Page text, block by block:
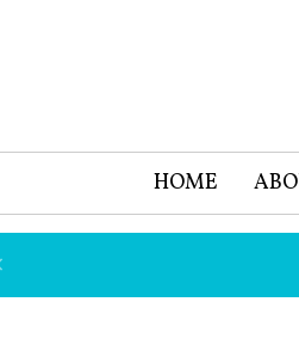
HOME